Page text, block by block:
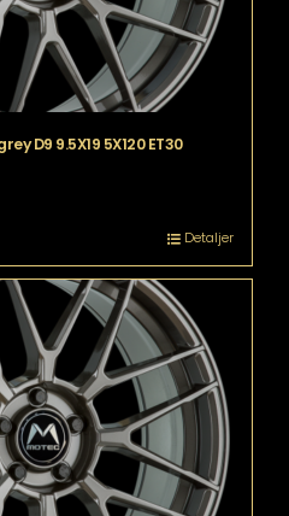
D9 9.5X19 5X120 ET30
Detaljer